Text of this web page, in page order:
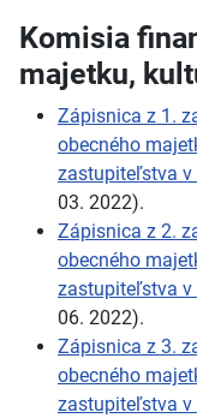
Komisia
majetku,
Zápisnica z 1.
obecného
zastupiteľstva v
03. 2022).
Zápisnica z 2.
obecného
zastupiteľstva v
06. 2022).
Zápisnica z 3.
obecného
zastupiteľstva v